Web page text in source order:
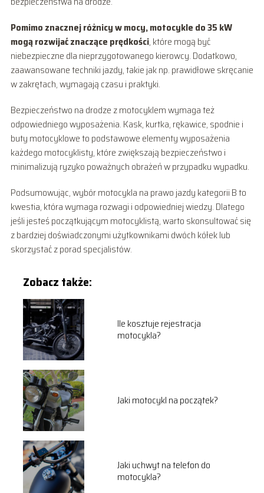
Pomimo znacznej różnicy w mocy, motocykle do 35 kW
mogą rozwijać znaczące prędkości, które mogą być
niebezpieczne dla nieprzygotowanego kierowcy. Dodatkowo,
zaawansowane techniki jazdy, takie jak np. prawidłowe skręcanie
w zakrętach, wymagają czasu i praktyki.
Bezpieczeństwo na drodze z motocyklem wymaga też
odpowiedniego wyposażenia. Kask, kurtka, rękawice, spodnie i
buty motocyklowe to podstawowe elementy wyposażenia
każdego motocyklisty, które zwiększają bezpieczeństwo i
minimalizują ryzyko poważnych obrażeń w przypadku wypadku.
Podsumowując, wybór motocykla na prawo jazdy kategorii B to
kwestia, która wymaga rozwagi i odpowiedniej wiedzy. Dlatego
jeśli jesteś początkującym motocyklistą, warto skonsultować się
z bardziej doświadczonymi użytkownikami dwóch kółek lub
skorzystać z porad specjalistów.
Zobacz także:
Ile kosztuje rejestracja
motocykla?
Jaki motocykl na początek?
Jaki uchwyt na telefon do
motocykla?